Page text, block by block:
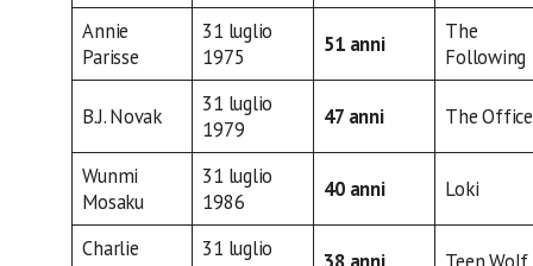
Annie
Parisse
31 luglio
1975
51 anni
The
Following
B.J. Novak
31 luglio
1979
47 anni The Office
Wunmi
Mosaku
31 luglio
1986
40 anni Loki
Charlie
31 luglio